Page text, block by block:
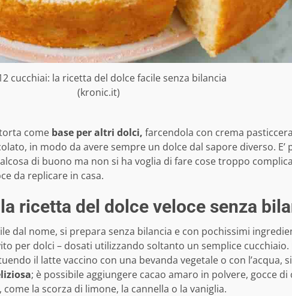
cucchiai: la ricetta del dolce facile senza bilancia
(kronic.it)
come base per altri dolci, farcendola con crema
in modo da avere sempre un dolce dal sapore diverso. E’
di buono ma non si ha voglia di fare cose troppo
da replicare in casa.
ricetta del dolce veloce senza
dal nome, si prepara senza bilancia e con pochissimi
per dolci – dosati utilizzando soltanto un semplice cucchiaio.
il latte vaccino con una bevanda vegetale o con l’acqua,
; è possibile aggiungere cacao amaro in polvere, gocce di
la scorza di limone, la cannella o la vaniglia.